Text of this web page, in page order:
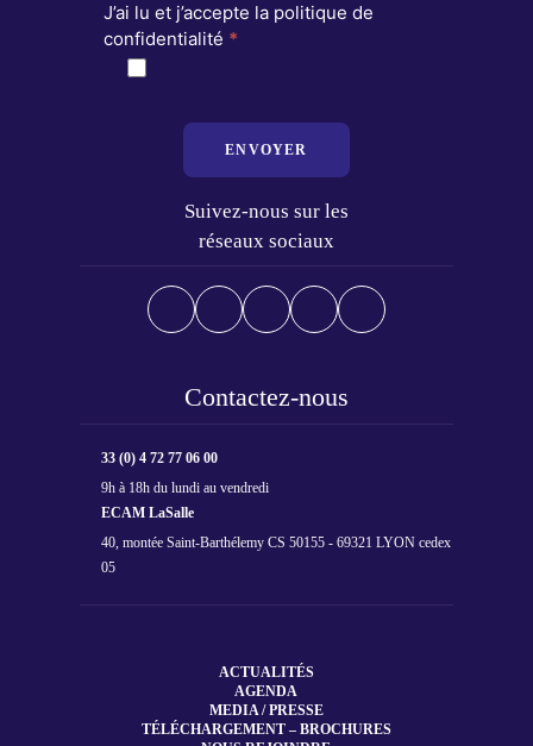
J’ai lu et j’accepte la politique de
confidentialité *
ENVOYER
Suivez-nous sur les
réseaux sociaux
Contactez-nous
33 (0) 4 72 77 06 00
9h à 18h du lundi au vendredi
ECAM LaSalle
40, montée Saint-Barthélemy CS 50155 - 69321 LYON cedex
05
ACTUALITÉS
AGENDA
MEDIA / PRESSE
TÉLÉCHARGEMENT – BROCHURES